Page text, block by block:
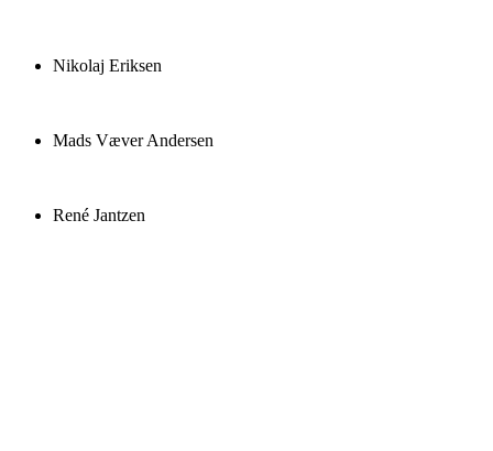
Nikolaj Eriksen
Mads Væver Andersen
René Jantzen